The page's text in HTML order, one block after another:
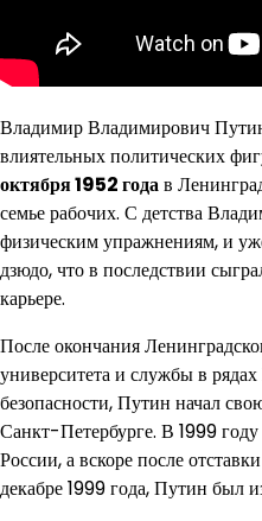
Владимир Владимирович
влиятельных политических
октября 1952 годав
семье рабочих. С детства
физическим упражнениям, и
дзюдо, что в последствии
карьере.
После окончания
университета и службы в
безопасности, Путин начал
Санкт-Петербурге. В 1999
России, а вскоре после
декабре 1999 года, Путин был